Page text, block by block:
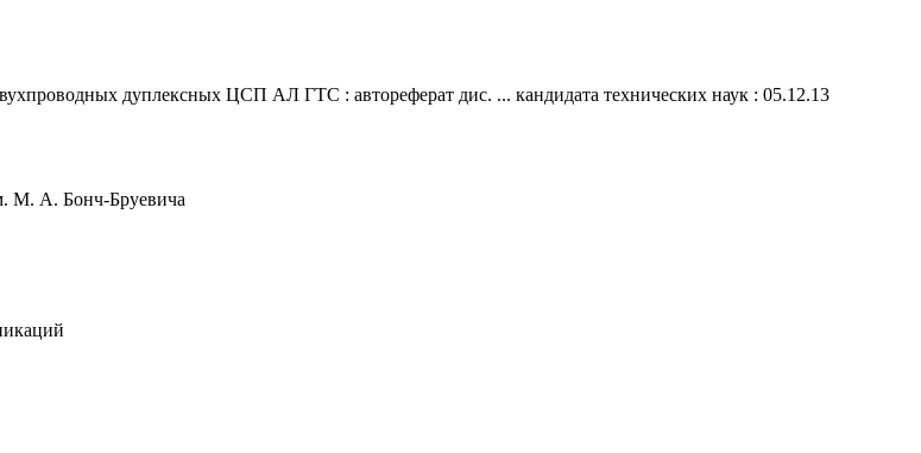
дуплексных ЦСП АЛ ГТС : автореферат дис. ... кандидата технических наук : 05.12.13
М. А. Бонч-Бруевича